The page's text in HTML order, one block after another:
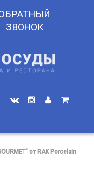
ЗВОНОК
от RAK Porcelain